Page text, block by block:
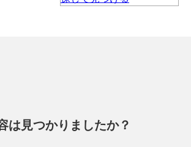
は見つかりましたか？